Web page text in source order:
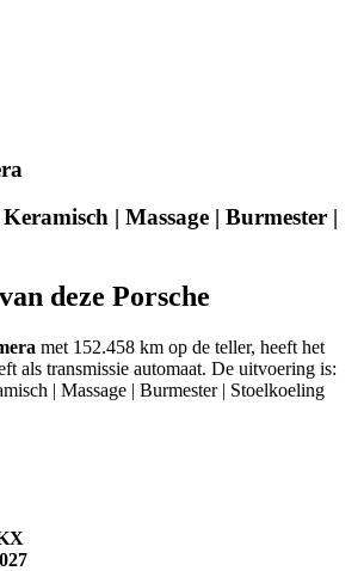
| Massage | Burmester |
deze Porsche
met 152.458 km op de teller, heeft het
als transmissie automaat. De uitvoering is:
| Massage | Burmester | Stoelkoeling